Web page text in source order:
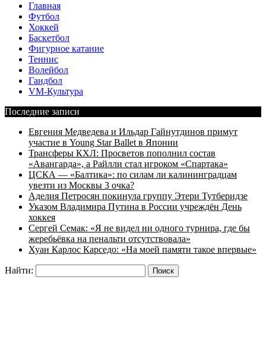
Главная
Футбол
Хоккей
Баскетбол
Фигурное катание
Теннис
Волейбол
Гандбол
VM-Культура
Последние записи
Евгения Медведева и Ильдар Гайнутдинов примут
участие в Young Star Ballet в Японии
Трансферы КХЛ: Просветов пополнил состав
«Авангарда», а Райлли стал игроком «Спартака»
ЦСКА — «Балтика»: по силам ли калининградцам
увезти из Москвы 3 очка?
Аделия Петросян покинула группу Этери Тутберидзе
Указом Владимира Путина в России учреждён День
хоккея
Сергей Семак: «Я не видел ни одного турнира, где бы
жеребьёвка на пенальти отсутствовала»
Хуан Карлос Карседо: «На моей памяти такое впервые»
Найти: